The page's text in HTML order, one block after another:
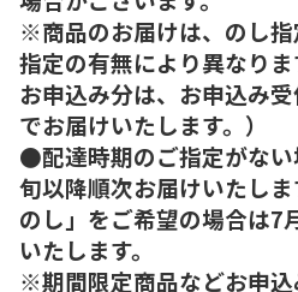
※商品のお届けは、のし
指定の有無により異なり
お申込み分は、お申込み
でお届けいたします。）
●配達時期のご指定がな
旬以降順次お届けいたし
のし」をご希望の場合は7
いたします。
※期間限定商品などお申